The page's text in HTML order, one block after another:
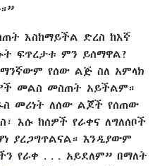
እስከማይችል ድረስ ከእኛ
ፍጥረታቱ ምን ይሰማዋል?
ማንኛውም የሰው ልጅ ስለ አምላክ
መልስ መስጠት አይችልም።
መሪነት ለሰው ልጆች የሰጠው
እሱ ከሰዎች የራቀና ለግለሰቦች
ያረጋግጥልናል። እንዲያውም
የራቀ . . . አይደለም” በማለት